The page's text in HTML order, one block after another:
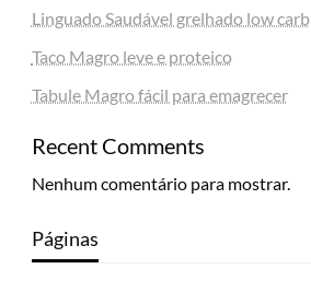
Linguado Saudável grelhado low carb
Taco Magro leve e proteico
Tabule Magro fácil para emagrecer
Recent Comments
Nenhum comentário para mostrar.
Páginas